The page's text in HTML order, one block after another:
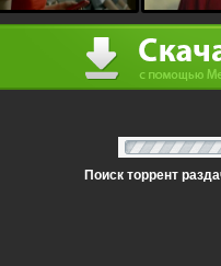
Поиск торрент